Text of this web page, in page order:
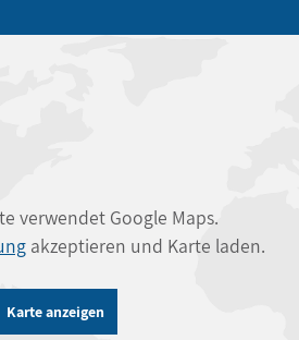
verwendet Google Maps.
akzeptieren und Karte laden.
Karte anzeigen